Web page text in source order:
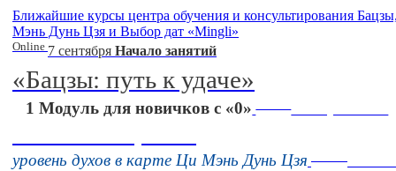
Ближайшие курсы центра обучения и консультирования
Мэнь Дунь Цзя и Выбор дат «Mingli»
Online 7 сентября Начало занятий
«Бацзы: путь к удаче»
1 Модуль для новичков с «0» 16 августа 11:00
уровень духов в карте Ци Мэнь Дунь Цзя